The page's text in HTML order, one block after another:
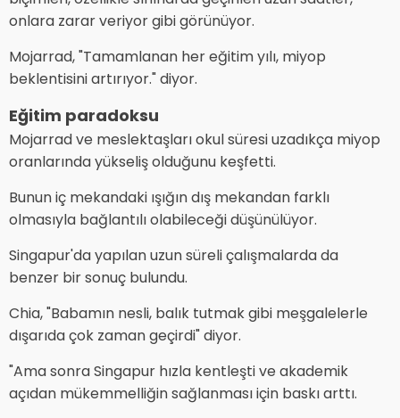
onlara zarar veriyor gibi görünüyor.
Mojarrad, "Tamamlanan her eğitim yılı, miyop
beklentisini artırıyor." diyor.
Eğitim paradoksu
Mojarrad ve meslektaşları okul süresi uzadıkça miyop
oranlarında yükseliş olduğunu keşfetti.
Bunun iç mekandaki ışığın dış mekandan farklı
olmasıyla bağlantılı olabileceği düşünülüyor.
Singapur'da yapılan uzun süreli çalışmalarda da
benzer bir sonuç bulundu.
Chia, "Babamın nesli, balık tutmak gibi meşgalelerle
dışarıda çok zaman geçirdi" diyor.
"Ama sonra Singapur hızla kentleşti ve akademik
açıdan mükemmelliğin sağlanması için baskı arttı.